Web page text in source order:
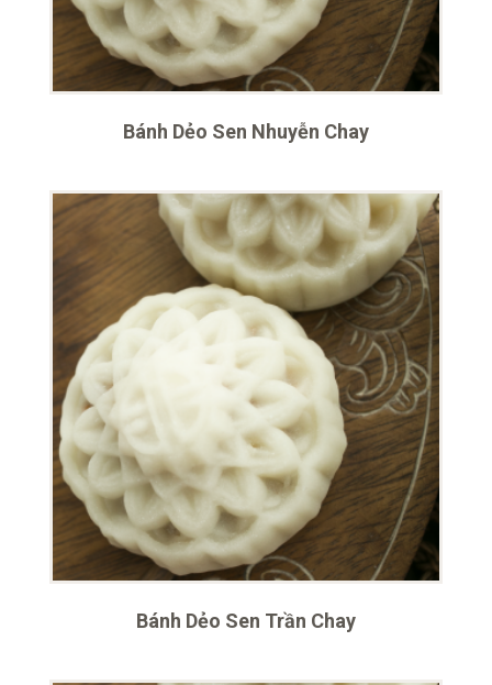
Bánh Dẻo Sen Nhuyễn Chay
Bánh Dẻo Sen Trần Chay